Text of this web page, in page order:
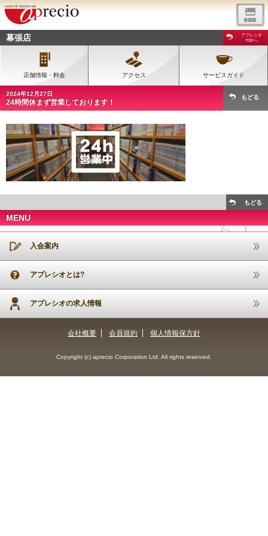
幕張店
アプレシオ
TOPへ
店舗情報・料金 アクセス サービスガイド
2024年12月27日
24時間休まず営業しております！
もどる
もどる
MENU
入会案内
アプレシオとは?
アプレシオの求人情報
会社概要 会員規約 個人情報保方針
Copyright (c) aprecio Corporation Ltd. All rights reserved.